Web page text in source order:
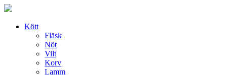
Skip
contentKött
Fläsk
Nöt
Vilt
Korv
Lamm